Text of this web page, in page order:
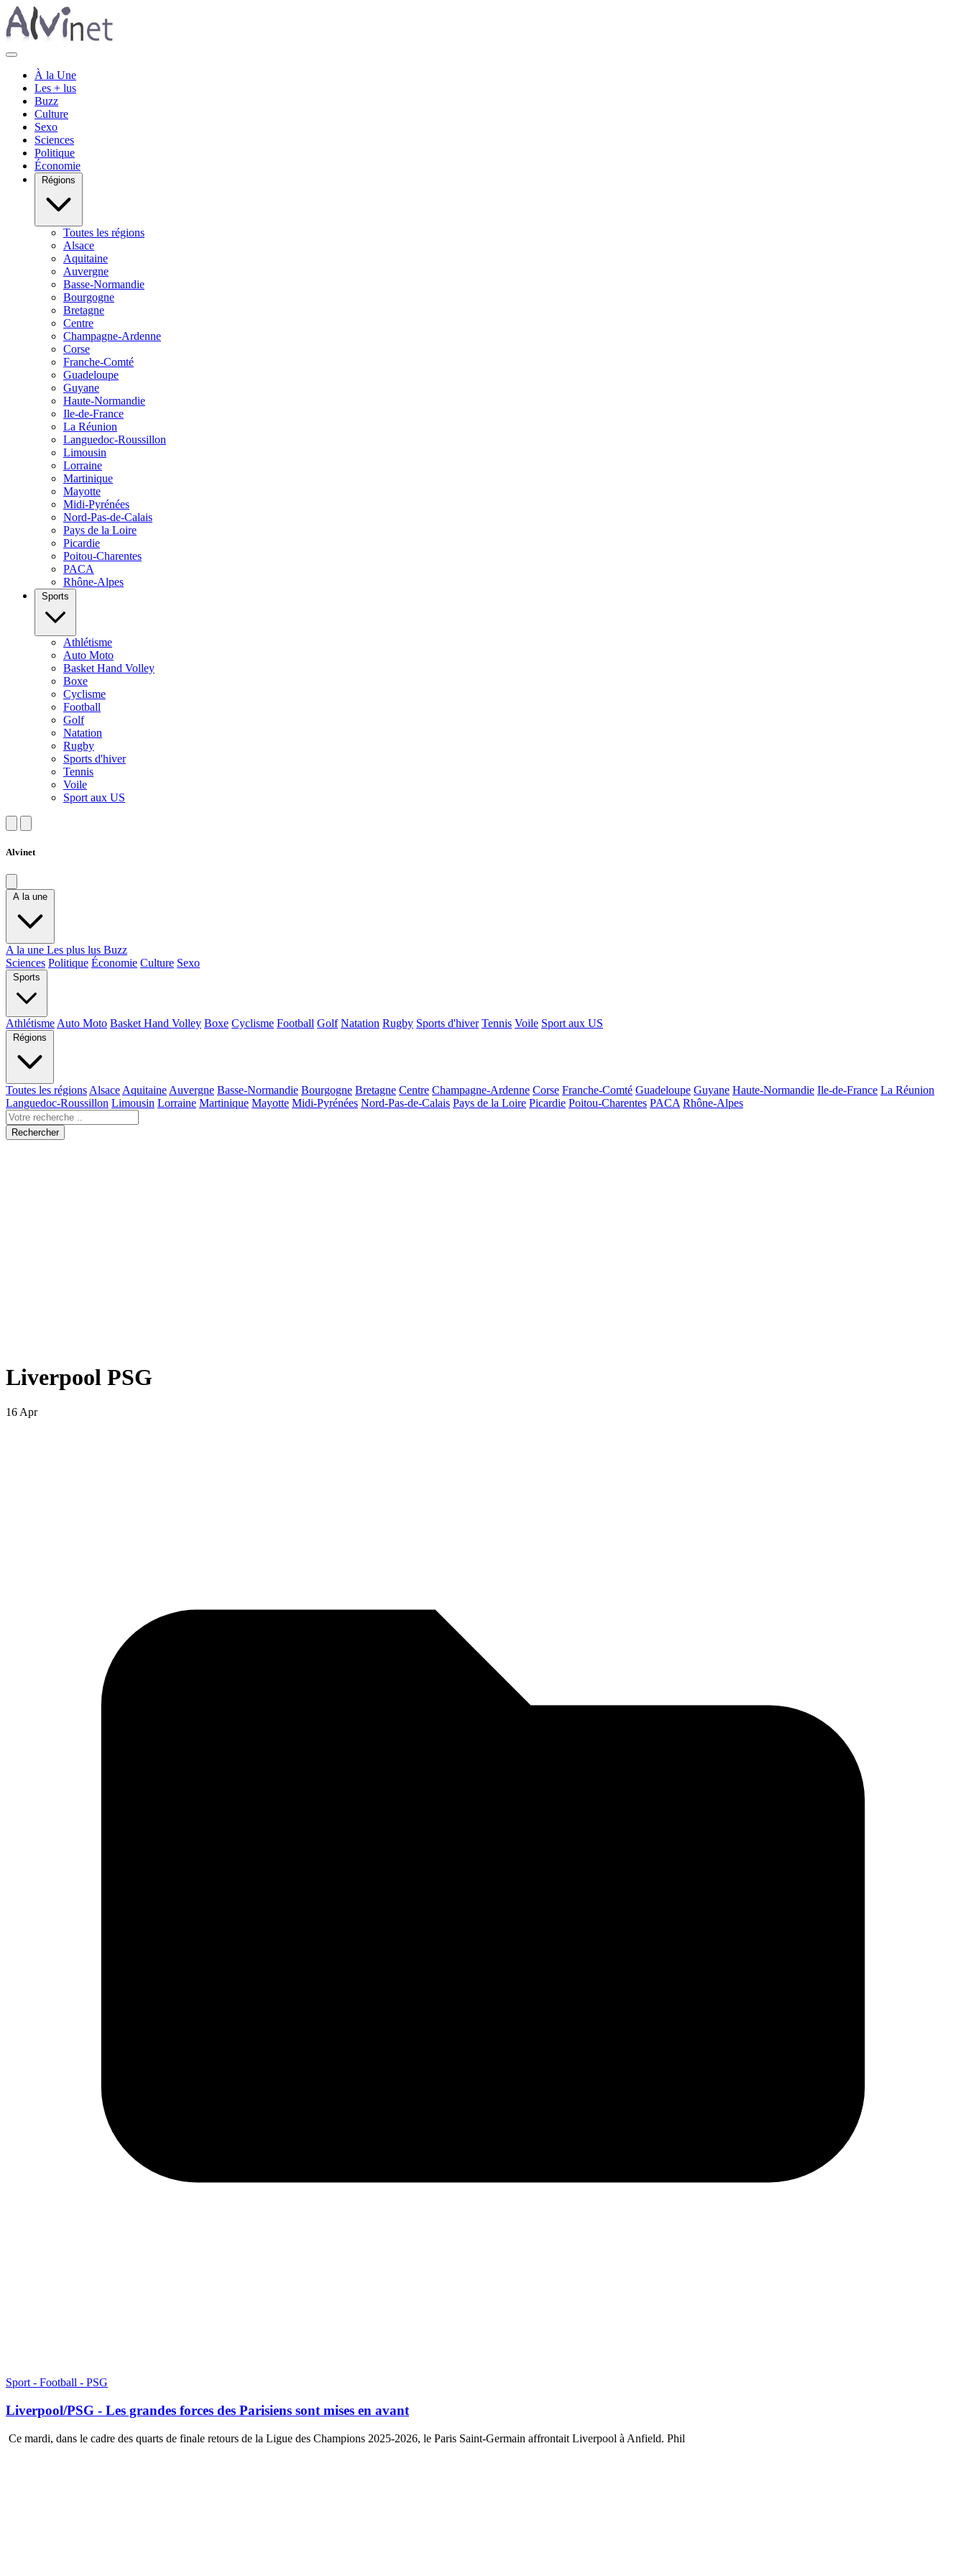
À la Une
Les + lus
Buzz
Culture
Sexo
Sciences
Politique
Économie
Régions
Toutes les régions
Alsace
Aquitaine
Auvergne
Basse-Normandie
Bourgogne
Bretagne
Centre
Champagne-Ardenne
Corse
Franche-Comté
Guadeloupe
Guyane
Haute-Normandie
Ile-de-France
La Réunion
Languedoc-Roussillon
Limousin
Lorraine
Martinique
Mayotte
Midi-Pyrénées
Nord-Pas-de-Calais
Pays de la Loire
Picardie
Poitou-Charentes
PACA
Rhône-Alpes
Sports
Athlétisme
Auto Moto
Basket Hand Volley
Boxe
Cyclisme
Football
Golf
Natation
Rugby
Sports d'hiver
Tennis
Voile
Sport aux US
Alvinet
A la une
A la une Les plus lus Buzz
Sciences Politique Économie Culture Sexo
Sports
Athlétisme Auto Moto Basket Hand Volley Boxe Cyclisme Football Golf Natation Rugby Sports d'hiver Tennis Voile Sport aux US
Régions
Toutes les régions Alsace Aquitaine Auvergne Basse-Normandie Bourgogne Bretagne Centre Champagne-Ardenne Corse Franche-Comté Guadeloupe Guyane Haute-Normandie Ile-de-France La Réunion
Languedoc-Roussillon Limousin Lorraine Martinique Mayotte Midi-Pyrénées Nord-Pas-de-Calais Pays de la Loire Picardie Poitou-Charentes PACA Rhône-Alpes
Rechercher
Liverpool PSG
16 Apr
Sport - Football - PSG
Liverpool/PSG - Les grandes forces des Parisiens sont mises en avant
Ce mardi, dans le cadre des quarts de finale retours de la Ligue des Champions 2025-2026, le Paris Saint-Germain affrontait Liverpool à Anfield. Phil